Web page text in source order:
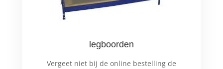
legboorden
Vergeet niet bij de online bestelling de